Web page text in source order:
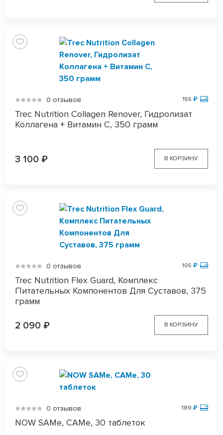
0 отзывов 155 ₽
Trec Nutrition Collagen Renover, Гидролизат
Коллагена + Витамин C, 350 грамм
3 100 ₽ В КОРЗИНУ
0 отзывов 105 ₽
Trec Nutrition Flex Guard, Комплекс
Питательных Компонентов Для Суставов, 375
грамм
2 090 ₽ В КОРЗИНУ
0 отзывов 189 ₽
NOW SAMe, САМе, 30 таблеток